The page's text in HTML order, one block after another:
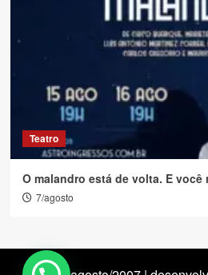
Teatro
O malandro está de volta. E você
7/agosto